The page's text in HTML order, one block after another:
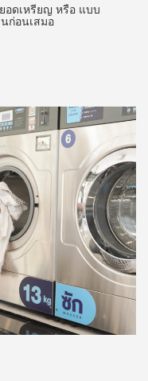
อดเหรียญ หรือ แบบ
ก่อนเสมอ